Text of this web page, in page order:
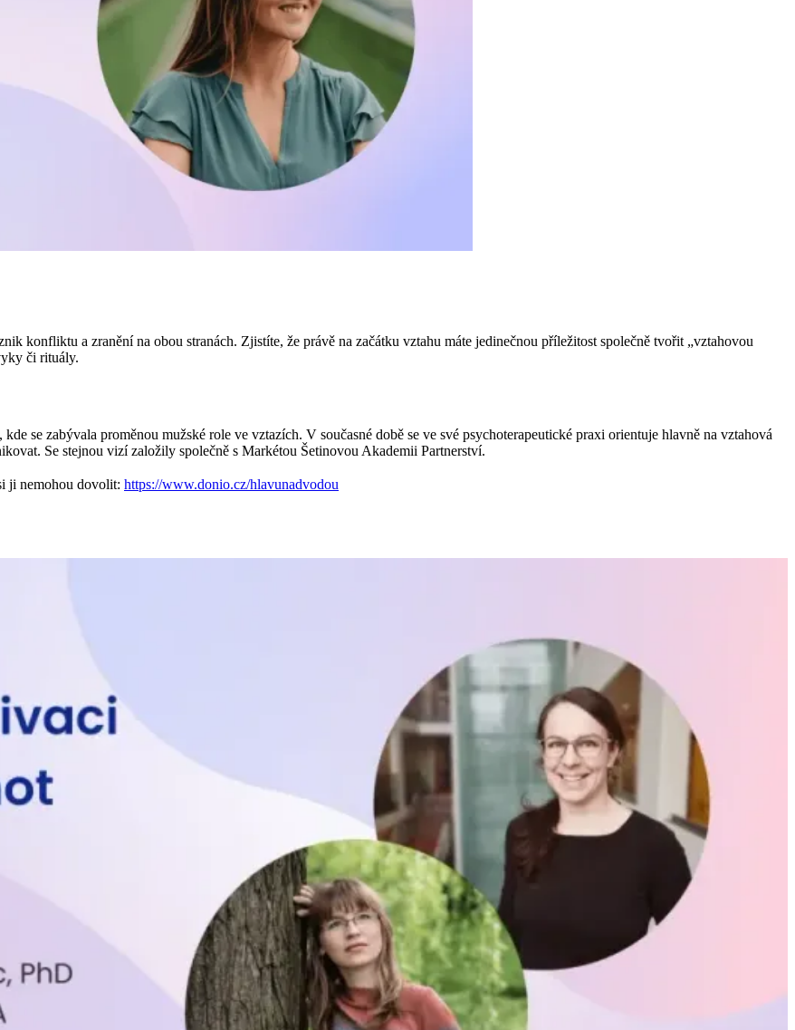
konfliktu a zranění na obou stranách. Zjistíte, že právě na začátku vztahu máte jedinečnou příležitost společně tvořit „vztahovou
či rituály.
se zabývala proměnou mužské role ve vztazích. V současné době se ve své psychoterapeutické praxi orientuje hlavně na vztahová
Se stejnou vizí založily společně s Markétou Šetinovou Akademii Partnerství.
ji nemohou dovolit: https://www.donio.cz/hlavunadvodou